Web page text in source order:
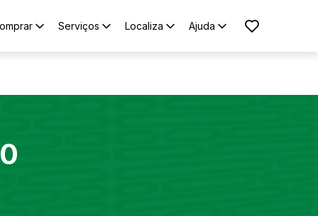
Serviços Localiza Ajuda